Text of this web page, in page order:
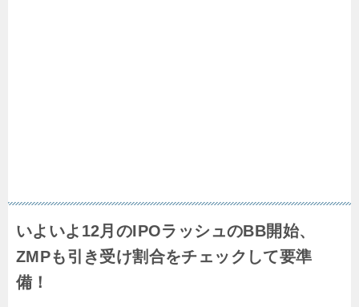
いよいよ12月のIPOラッシュのBB開始、
ZMPも引き受け割合をチェックして要準
備！